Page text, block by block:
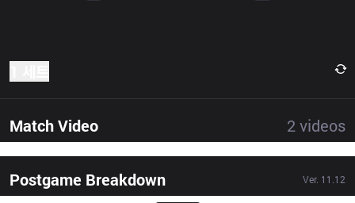
Match Video 2 videos
Postgame Breakdown Ver. 11.12